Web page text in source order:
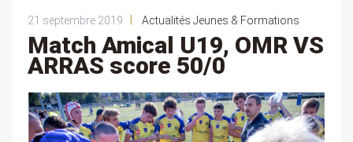
21 septembre 2019 Actualités Jeunes & Formations
Match Amical U19, OMR VS
ARRAS score 50/0